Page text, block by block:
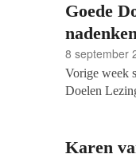
Goede
8 september
Vorige week
Doelen
moeiteloos
Karen